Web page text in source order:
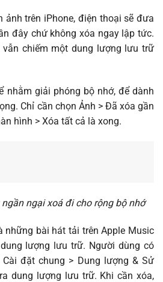
ảnh trên iPhone, điện thoại sẽ đưa
đây chứ không xóa ngay lập tức.
vẫn chiếm một dung lượng lưu trữ
nhằm giải phóng bộ nhớ, để dành
Chỉ cần chọn Ảnh > Đã xóa gần
hình > Xóa tất cả là xong.
ngại xoá đi cho rộng bộ nhớ
những bài hát tải trên Apple Music
lượng lưu trữ. Người dùng có
đặt chung > Dung lượng & Sử
dung lượng lưu trữ. Khi cần xóa,